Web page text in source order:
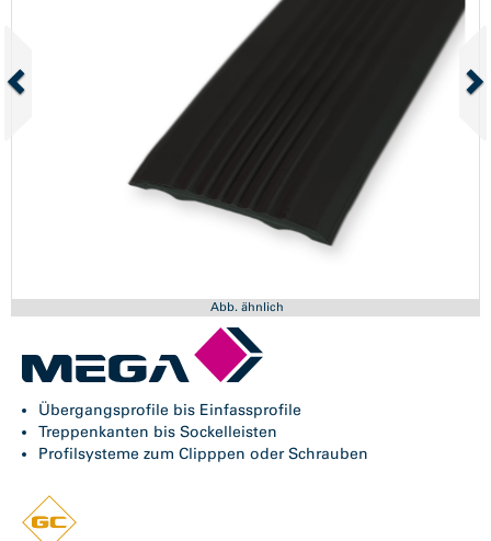
Abb. ähnlich
Übergangsprofile bis Einfassprofile
Treppenkanten bis Sockelleisten
Profilsysteme zum Clipppen oder Schrauben